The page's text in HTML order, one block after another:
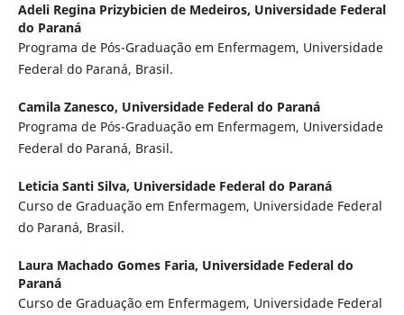
Adeli Regina Prizybicien de Medeiros, Universidade Federal
do Paraná
Programa de Pós-Graduação em Enfermagem, Universidade
Federal do Paraná, Brasil.
Camila Zanesco, Universidade Federal do Paraná
Programa de Pós-Graduação em Enfermagem, Universidade
Federal do Paraná, Brasil.
Leticia Santi Silva, Universidade Federal do Paraná
Curso de Graduação em Enfermagem, Universidade Federal
do Paraná, Brasil.
Laura Machado Gomes Faria, Universidade Federal do
Paraná
Curso de Graduação em Enfermagem, Universidade Federal